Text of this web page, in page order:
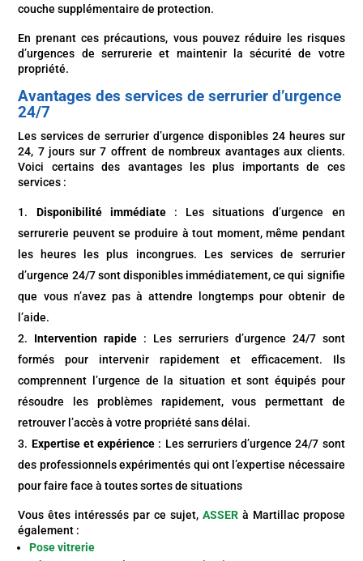
couche supplémentaire de protection.
En prenant ces précautions, vous pouvez réduire les risques
d’urgences de serrurerie et maintenir la sécurité de votre
propriété.
Avantages des services de serrurier d’urgence
24/7
Les services de serrurier d’urgence disponibles 24 heures sur
24, 7 jours sur 7 offrent de nombreux avantages aux clients.
Voici certains des avantages les plus importants de ces
services :
Disponibilité immédiate
: Les situations d’urgence en
serrurerie peuvent se produire à tout moment, même pendant
les heures les plus incongrues. Les services de serrurier
d’urgence 24/7 sont disponibles immédiatement, ce qui signifie
que vous n’avez pas à attendre longtemps pour obtenir de
l’aide.
Intervention rapide : Les serruriers d’urgence 24/7 sont
formés pour intervenir rapidement et efficacement. Ils
comprennent l’urgence de la situation et sont équipés pour
résoudre les problèmes rapidement, vous permettant de
retrouver l’accès à votre propriété sans délai.
Expertise et expérience : Les serruriers d’urgence 24/7 sont
des professionnels expérimentés qui ont l’expertise nécessaire
pour faire face à toutes sortes de situations
Vous êtes intéressés par ce sujet, ASSER à Martillacpropose
également :
Pose vitrerie